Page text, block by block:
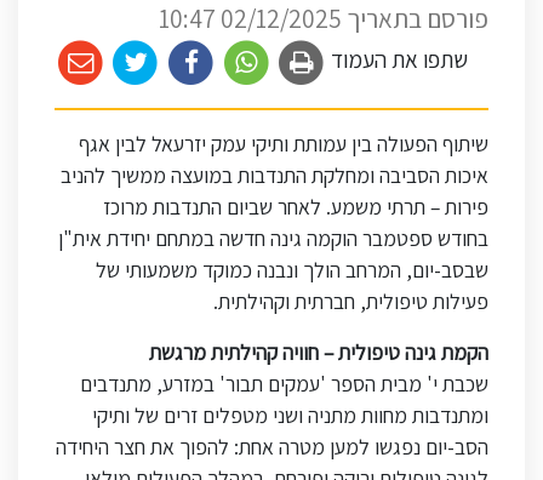
פורסם בתאריך 02/12/2025 10:47
שתפו את העמוד
שיתוף הפעולה בין עמותת ותיקי עמק יזרעאל לבין אגף
איכות הסביבה ומחלקת התנדבות במועצה ממשיך להניב
פירות – תרתי משמע. לאחר שביום התנדבות מרוכז
בחודש ספטמבר הוקמה גינה חדשה במתחם יחידת אית"ן
שבסב-יום, המרחב הולך ונבנה כמוקד משמעותי של
פעילות טיפולית, חברתית וקהילתית.
הקמת גינה טיפולית – חוויה קהילתית מרגשת
שכבת י' מבית הספר 'עמקים תבור' במזרע, מתנדבים
ומתנדבות מחוות מתניה ושני מטפלים זרים של ותיקי
הסב-יום נפגשו למען מטרה אחת: להפוך את חצר היחידה